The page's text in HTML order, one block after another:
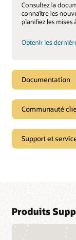
Consultez la
connaître les
planifiez les mises
Obtenir les
Documentation
Communauté
Support et
Produits